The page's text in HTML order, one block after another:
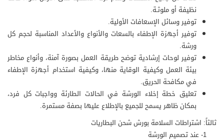
نظيفة أو ملوثـة.
توفير وسائل الإسعافات الأولية.
توفير أجهزة الإطفاء بالسعات والأنواع والأعداد المناسبة لحجم كل
ورشة.
توفير لوحات إرشادية توضح طريقة العمل بصورة آمنة، وأنواع مخاطر
بيئة العمل وكيفية الوقاية منها، وكيفية استخدام أجهزة الإطفاء
في مكافحة الحريق.
تعليق خطة إخلاء الورشة في الحالات الطارئة وواجبات كل فرد،
بمكان ظاهر يسمح للجميع بالإطلاع عليها بصفة مستمرة.
ثالثاً: اشتراطات السلامة بورش شحن البطاريات